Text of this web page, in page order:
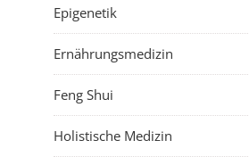
Epigenetik
Ernährungsmedizin
Feng Shui
Holistische Medizin